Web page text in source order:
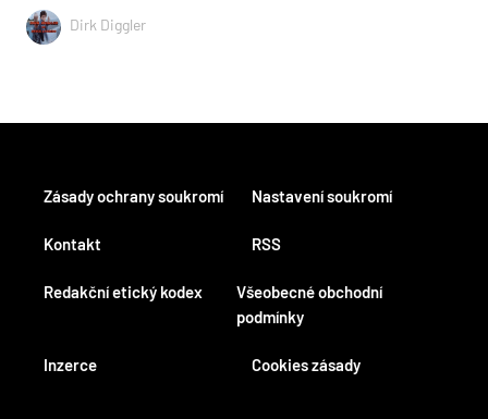
Dirk Diggler
Kontakt
Redakční etický kodex
Inzerce
RSS
Všeobecné obchodní
podmínky
Cookies zásady
Zásady ochrany soukromí Nastavení soukromí